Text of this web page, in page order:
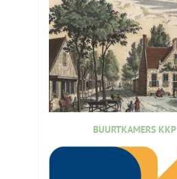
BUURTKAMERS KKP